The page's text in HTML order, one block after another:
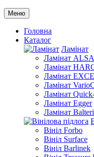
Меню
Головна
Каталог
Ламінат
Ламінат
Ламінат
Ламінат
Ламінат
Ламінат
Ламінат Egger
Ламінат
Вініл Forbo
Вініл Surface
Вініл Barlinek